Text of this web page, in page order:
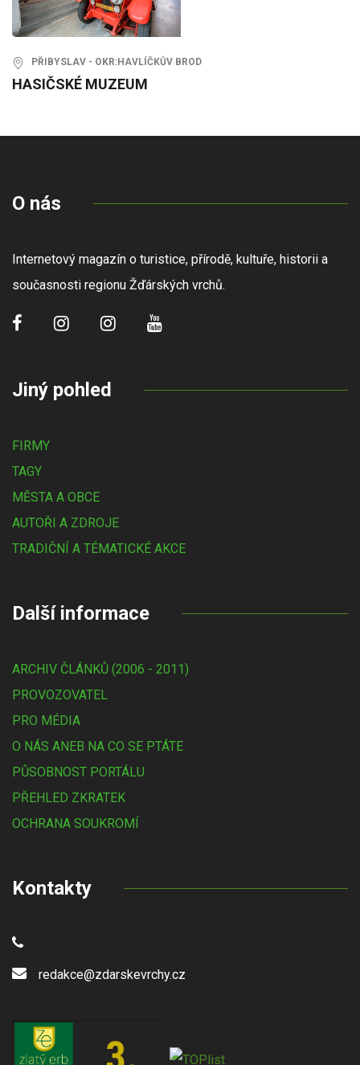
PŘIBYSLAV - OKR:HAVLÍČKŮV BROD
HASIČSKÉ MUZEUM
O nás
Internetový magazín o turistice, přírodě, kultuře, historii a
současnosti regionu Žďárských vrchů.
Jiný pohled
FIRMY
TAGY
MĚSTA A OBCE
AUTOŘI A ZDROJE
TRADIČNÍ A TÉMATICKÉ AKCE
Další informace
ARCHIV ČLÁNKŮ (2006 - 2011)
PROVOZOVATEL
PRO MÉDIA
O NÁS ANEB NA CO SE PTÁTE
PŮSOBNOST PORTÁLU
PŘEHLED ZKRATEK
OCHRANA SOUKROMÍ
Kontakty
redakce@zdarskevrchy.cz